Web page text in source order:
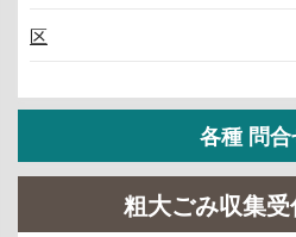
区
各種 問
粗大ごみ収集